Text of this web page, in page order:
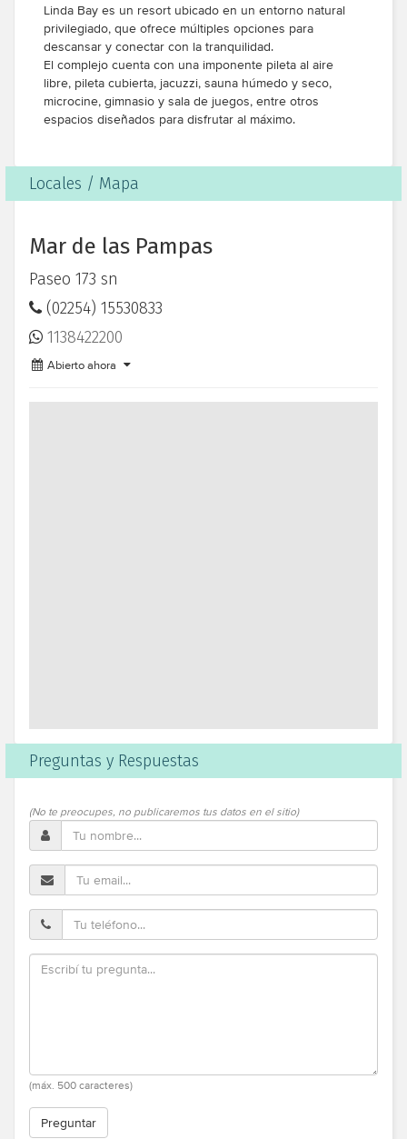
Linda Bay es un resort ubicado en un entorno natural
privilegiado, que ofrece múltiples opciones para
descansar y conectar con la tranquilidad.
El complejo cuenta con una imponente pileta al aire
libre, pileta cubierta, jacuzzi, sauna húmedo y seco,
microcine, gimnasio y sala de juegos, entre otros
espacios diseñados para disfrutar al máximo.
Locales / Mapa
Mar de las Pampas
Paseo 173 sn
(02254) 15530833
1138422200
Abierto ahora
Preguntas y Respuestas
(No te preocupes, no publicaremos tus datos en el sitio)
(máx. 500 caracteres)
Preguntar